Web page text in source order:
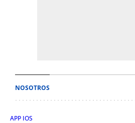
NOSOTROS
APP IOS